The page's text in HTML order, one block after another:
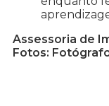
Assessoria de
Fotos: